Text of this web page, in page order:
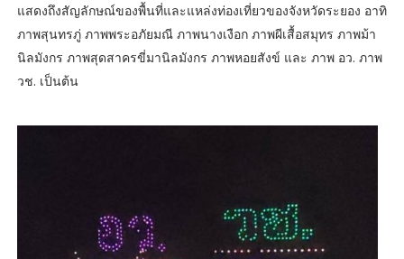
แสดงถึงสัญลักษณ์ของพื้นที่และแหล่งท่องเที่ยวของจังหวัดระยอง อาทิ
ภาพสุนทรภู่ ภาพพระอภัยมณี ภาพนางเงือก ภาพผีเสื้อสมุทร ภาพม้า
นิลมังกร ภาพสุดสาครขี่มานิลมังกร ภาพหอยสังข์ และ ภาพ อว. ภาพ
วช. เป็นต้น